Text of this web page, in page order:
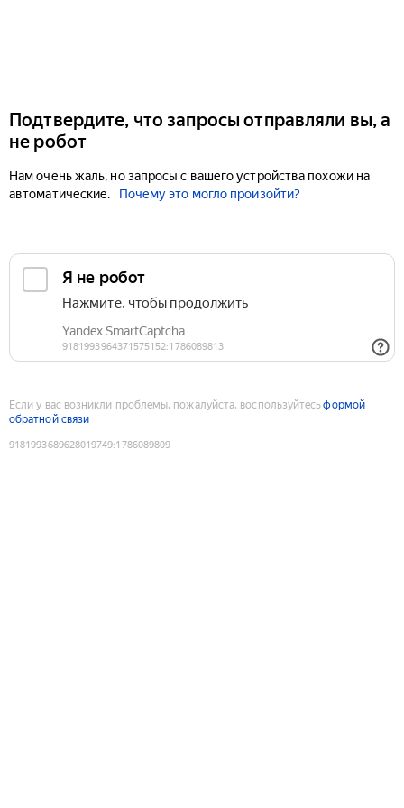
Подтвердите, что запросы отправляли вы, а
не робот
Нам очень жаль, но запросы с вашего устройства похожи на
автоматические.
Почему это могло произойти?
Если у вас возникли проблемы, пожалуйста, воспользуйтесьформой
обратной связи
9181993689628019749:1786089809